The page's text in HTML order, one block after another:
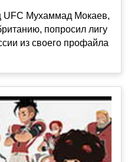
UFC Мухаммад Мокаев,
попросил лигу
из своего профайла